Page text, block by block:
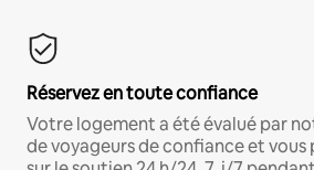
Réservez en toute confiance
Votre logement a été évalué par
de voyageurs de confiance et